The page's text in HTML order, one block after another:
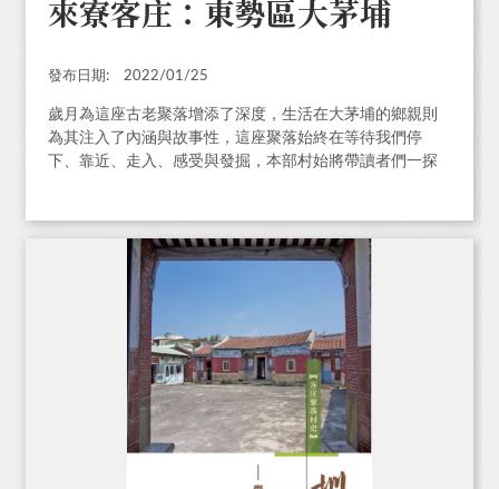
來寮客庄：東勢區大茅埔
發布日期: 2022/01/25
歲月為這座古老聚落增添了深度，生活在大茅埔的鄉親則
為其注入了內涵與故事性，這座聚落始終在等待我們停
下、靠近、走入、感受與發掘，本部村始將帶讀者們一探